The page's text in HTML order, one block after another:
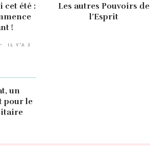
cet été :
!
Les autres Pouvoirs de
l’Esprit
IL Y'A 3
un
pour le